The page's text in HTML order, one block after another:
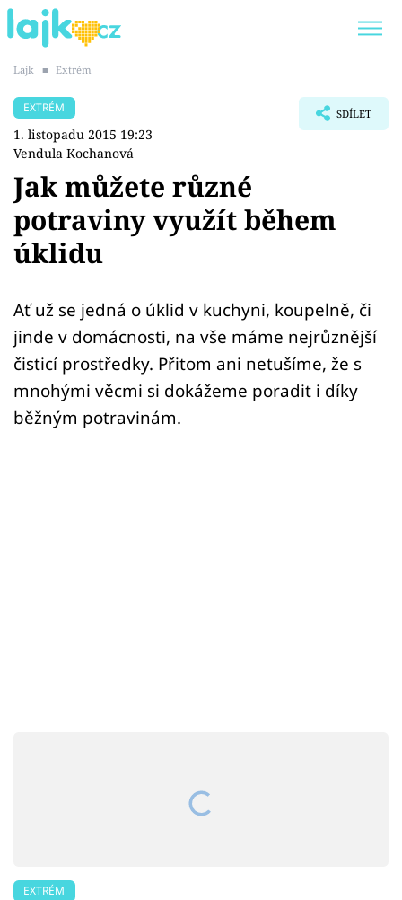
SHOPAHOLICADEL
Témata
Showbyznys
Youtubeři
Virály
Sex a vztahy
Lajk ■ Extrém
EXTRÉM
1. listopadu 2015 19:23
Vendula Kochanová
SDÍLET
Jak můžete různé
potraviny využít během
úklidu
Ať už se jedná o úklid v kuchyni, koupelně, či
jinde v domácnosti, na vše máme nejrůznější
čisticí prostředky. Přitom ani netušíme, že s
mnohými věcmi si dokážeme poradit i díky
běžným potravinám.
EXTRÉM